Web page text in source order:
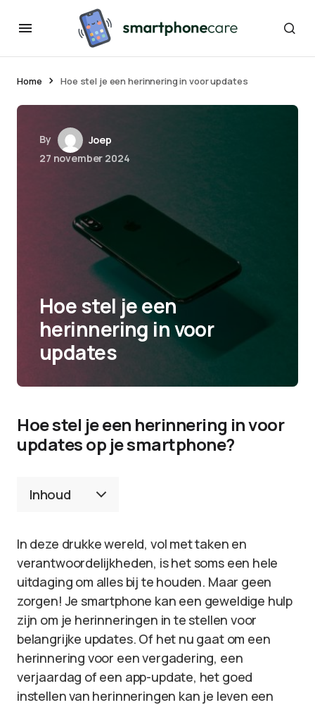
Home Hoe stel je een herinnering in voor updates
By
Joep
27 november 2024
Hoe stel je een
herinnering in voor
updates
Hoe stel je een herinnering in voor
updates op je smartphone?
Inhoud
In deze drukke wereld, vol met taken en
verantwoordelijkheden, is het soms een hele
uitdaging om alles bij te houden. Maar geen
zorgen! Je smartphone kan een geweldige hulp
zijn om je herinneringen in te stellen voor
belangrijke updates. Of het nu gaat om een
herinnering voor een vergadering, een
verjaardag of een app-update, het goed
instellen van herinneringen kan je leven een